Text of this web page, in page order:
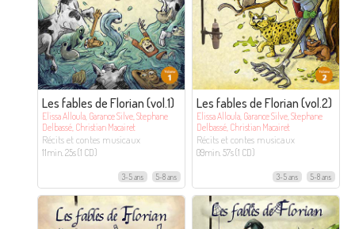
Les fables de Florian (vol.1)
Elissa Alloula, Garance Silve, Stephane
Delbassé, Christian Macairet
Récits et contes musicaux
11min. 25s (1 CD)
3-5 ans 5-8 ans
Les fables de Florian (vol.2)
Elissa Alloula, Garance Silve, Stephane
Delbassé, Christian Macairet
Récits et contes musicaux
09min. 57s (1 CD)
3-5 ans 5-8 ans